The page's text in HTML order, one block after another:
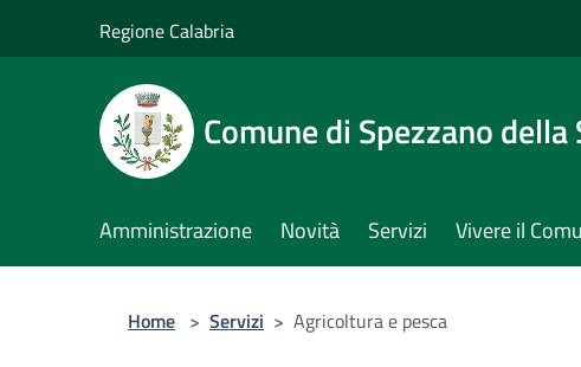
Regione Calabria
Comune di Spezzano della
Amministrazione Novità Servizi Vivere il
Home > Servizi > Agricoltura e pesca